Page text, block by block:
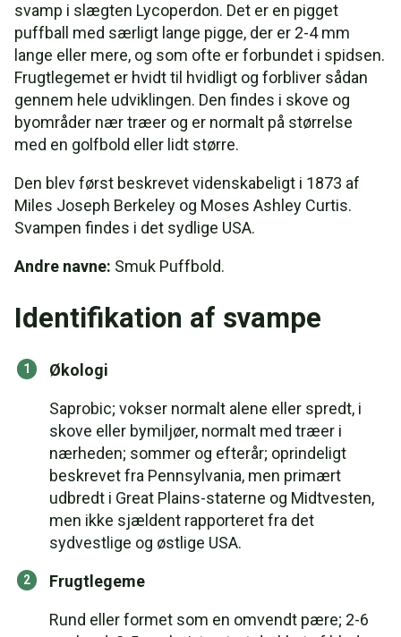
svamp i slægten Lycoperdon. Det er en pigget
puffball med særligt lange pigge, der er 2-4 mm
lange eller mere, og som ofte er forbundet i spidsen.
Frugtlegemet er hvidt til hvidligt og forbliver sådan
gennem hele udviklingen. Den findes i skove og
byområder nær træer og er normalt på størrelse
med en golfbold eller lidt større.
Den blev først beskrevet videnskabeligt i 1873 af
Miles Joseph Berkeley og Moses Ashley Curtis.
Svampen findes i det sydlige USA.
Andre navne: Smuk Puffbold.
Identifikation af svampe
Økologi
Saprobic; vokser normalt alene eller spredt, i
skove eller bymiljøer, normalt med træer i
nærheden; sommer og efterår; oprindeligt
beskrevet fra Pennsylvania, men primært
udbredt i Great Plains-staterne og Midtvesten,
men ikke sjældent rapporteret fra det
sydvestlige og østlige USA.
Frugtlegeme
Rund eller formet som en omvendt pære; 2-6